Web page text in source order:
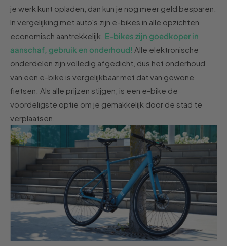
je werk kunt opladen, dan kun je nog meer geld besparen.
In vergelijking met auto's zijn e-bikes in alle opzichten
economisch aantrekkelijk. E-bikes zijn goedkoper in
aanschaf, gebruik en onderhoud! Alle elektronische
onderdelen zijn volledig afgedicht, dus het onderhoud
van een e-bike is vergelijkbaar met dat van gewone
fietsen. Als alle prijzen stijgen, is een e-bike de
voordeligste optie om je gemakkelijk door de stad te
verplaatsen.